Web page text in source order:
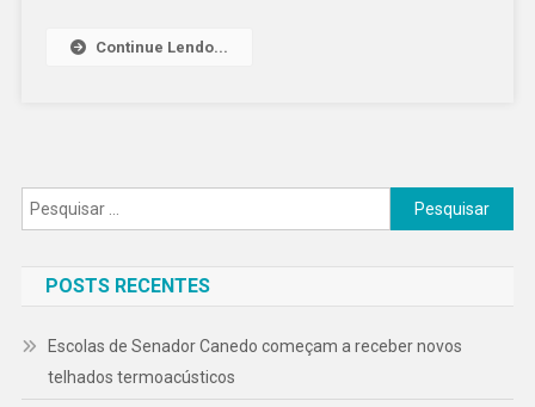
De
Rock
Continue Lendo...
Pesquisar
por:
POSTS RECENTES
Escolas de Senador Canedo começam a receber novos
telhados termoacústicos